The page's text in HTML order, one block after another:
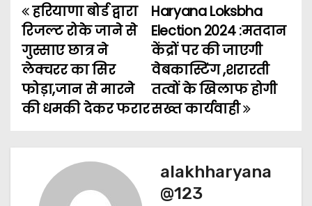
P
o
s
t
Haryana Loksbha
Election 2024 :मतदान
केंद्रों पर की जाएगी
वेबकास्टिंग ,शरारती
तत्वों के खिलाफ होगी
सख्त कार्यवाही
हरियाणा बोर्ड द्वारा
रिजल्ट रोके जाने से
गुस्साए छात्र ने
लेक्चरर का सिर
फोड़ा,जान से मारने
की धमकी देकर फरार
alakhharyana
@123